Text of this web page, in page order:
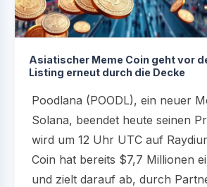
Asiatischer Meme Coin geht vor
Listing erneut durch die Decke
Poodlana (POODL), ein neuer
Solana, beendet heute seinen
wird um 12 Uhr UTC auf
Coin hat bereits $7,7 Millionen
und zielt darauf ab, durch